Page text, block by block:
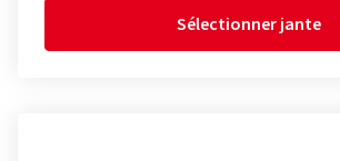
Sélectionner jante